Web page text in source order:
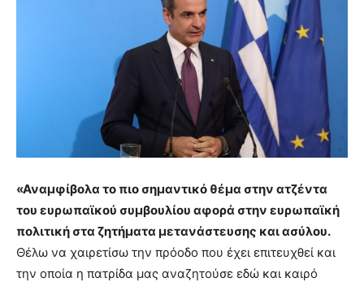
«Αναμφίβολα το πιο σημαντικό θέμα στην ατζέντα
του ευρωπαϊκού συμβουλίου αφορά στην ευρωπαϊκή
πολιτική στα ζητήματα μετανάστευσης και ασύλου.
Θέλω να χαιρετίσω την πρόοδο που έχει επιτευχθεί και
την οποία η πατρίδα μας αναζητούσε εδώ και καιρό